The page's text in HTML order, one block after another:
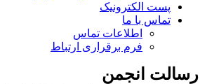
پست الکترونیک
تماس با ما
اطلاعات تماس
فرم برقراری ارتباط
انجمن